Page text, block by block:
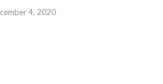
4, 2020